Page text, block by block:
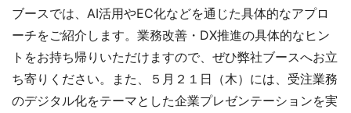
ブースでは、AI活用やEC化などを通じた具体的なアプロ
ーチをご紹介します。業務改善・DX推進の具体的なヒン
トをお持ち帰りいただけますので、ぜひ弊社ブースへお立
ち寄りください。また、５月２１日（木）には、受注業務
のデジタル化をテーマとした企業プレゼンテーションを実